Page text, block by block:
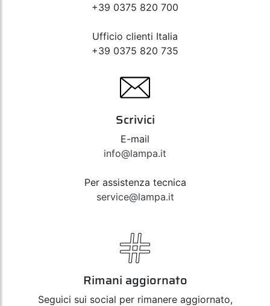
+39 0375 820 700
Ufficio clienti Italia
+39 0375 820 735
Scrivici
E-mail
info@lampa.it
Per assistenza tecnica
service@lampa.it
Rimani aggiornato
Seguici sui social per rimanere aggiornato,